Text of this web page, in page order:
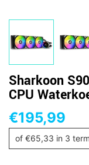
Sharkoon
CPU
€195,99
of €65,33 in 3